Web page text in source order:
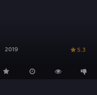
2019 5.3